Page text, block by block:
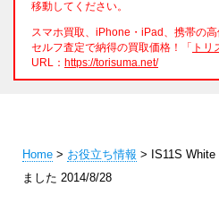
移動してください。
スマホ買取、iPhone・iPad、携帯の高
セルフ査定で納得の買取価格！「 トリ
URL： https://torisuma.net/
Home > お役立ち情報 > IS11S White
ました 2014/8/28